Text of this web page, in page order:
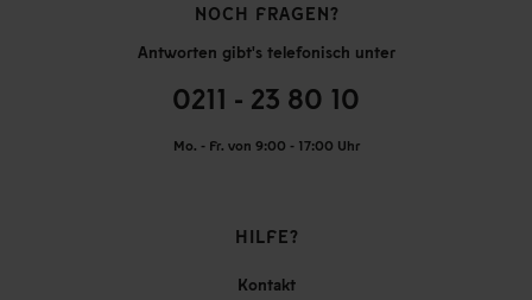
NOCH FRAGEN?
Antworten gibt's telefonisch unter
0211 - 23 80 10
Mo. - Fr. von 9:00 - 17:00 Uhr
HILFE?
Kontakt